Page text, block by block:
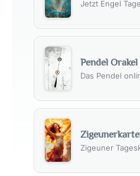
Jetzt Engel
Pendel Orakel
Das Pendel
Zigeuner